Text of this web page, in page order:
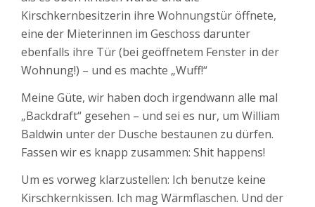
Kirschkernbesitzerin ihre Wohnungstür öffnete,
eine der Mieterinnen im Geschoss darunter
ebenfalls ihre Tür (bei geöffnetem Fenster in der
Wohnung!) – und es machte „Wuff!“
Meine Güte, wir haben doch irgendwann alle mal
„Backdraft“ gesehen – und sei es nur, um William
Baldwin unter der Dusche bestaunen zu dürfen.
Fassen wir es knapp zusammen: Shit happens!
Um es vorweg klarzustellen: Ich benutze keine
Kirschkernkissen. Ich mag Wärmflaschen. Und der